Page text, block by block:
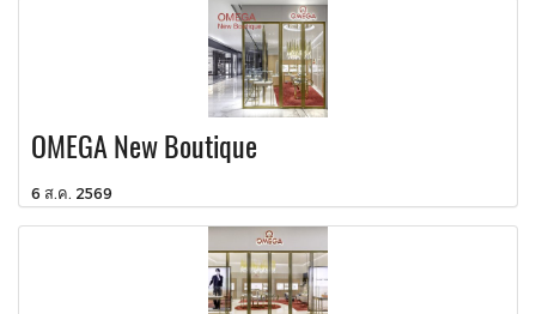
OMEGA New Boutique
6 ส.ค. 2569